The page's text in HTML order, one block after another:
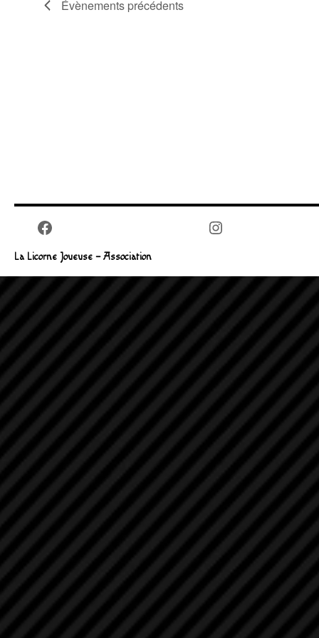
Évènements précédents
Facebook Instagram
La Licorne Joueuse – Association